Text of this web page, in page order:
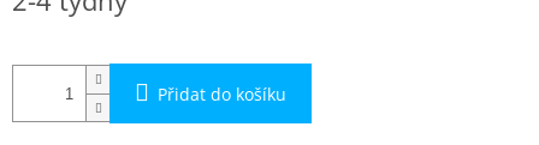
cena:
Přidat do košíku